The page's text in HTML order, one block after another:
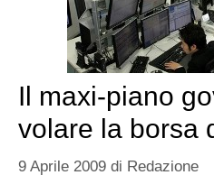
Il maxi-piano
volare la borsa
9 Aprile 2009 di Redazione